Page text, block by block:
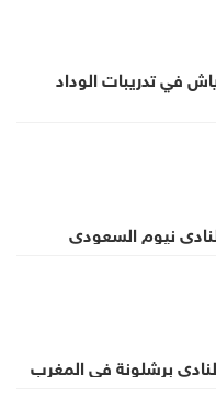
في تدريبات الوداد
نيوم السعودي
برشلونة في المغرب